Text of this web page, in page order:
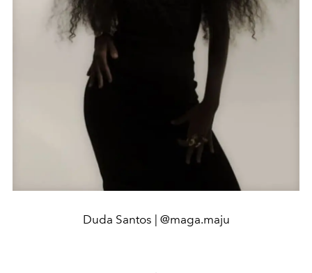
Duda Santos | @maga.maju